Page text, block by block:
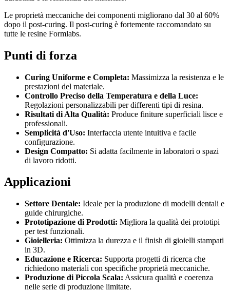
Le proprietà meccaniche dei componenti migliorano dal 30 al 60%
dopo il post-curing. Il post-curing è fortemente raccomandato su
tutte le resine Formlabs.
Punti di forza
Curing Uniforme e Completa: Massimizza la resistenza e le
prestazioni del materiale.
Controllo Preciso della Temperatura e della Luce:
Regolazioni personalizzabili per differenti tipi di resina.
Risultati di Alta Qualità: Produce finiture superficiali lisce e
professionali.
Semplicità d'Uso: Interfaccia utente intuitiva e facile
configurazione.
Design Compatto: Si adatta facilmente in laboratori o spazi
di lavoro ridotti.
Applicazioni
Settore Dentale: Ideale per la produzione di modelli dentali e
guide chirurgiche.
Prototipazione di Prodotti: Migliora la qualità dei prototipi
per test funzionali.
Gioielleria: Ottimizza la durezza e il finish di gioielli stampati
in 3D.
Educazione e Ricerca: Supporta progetti di ricerca che
richiedono materiali con specifiche proprietà meccaniche.
Produzione di Piccola Scala: Assicura qualità e coerenza
nelle serie di produzione limitate.